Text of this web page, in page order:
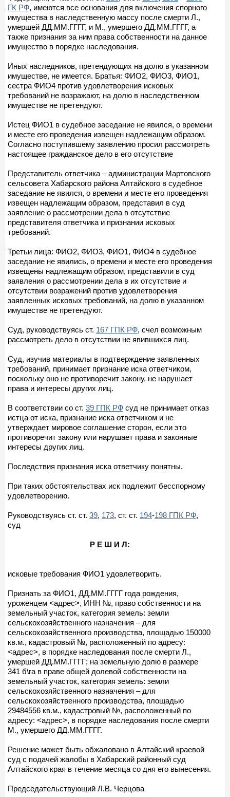
ГК РФ, имеются все основания для включения спорного
имущества в наследственную массу после смерти Л.,
умершей ДД.ММ.ГГГГ, и М., умершего ДД.ММ.ГГГГ, а
также признания за ним права собственности на данное
имущество в порядке наследования.
Иных наследников, претендующих на долю в указанном
имуществе, не имеется. Братья: ФИО2, ФИО3, ФИО1,
сестра ФИО4 против удовлетворения исковых
требований не возражают, на долю в наследственном
имуществе не претендуют.
Истец ФИО1 в судебное заседание не явился, о времени
и месте его проведения извещен надлежащим образом.
Согласно поступившему заявлению просил рассмотреть
настоящее гражданское дело в его отсутствие
Представитель ответчика – администрации Мартовского
сельсовета Хабарского района Алтайского в судебное
заседание не явился, о времени и месте его проведения
извещен надлежащим образом, представил в суд
заявление о рассмотрении дела в отсутствие
представителя ответчика и признании исковых
требований.
Третьи лица: ФИО2, ФИО3, ФИО1, ФИО4 в судебное
заседание не явились, о времени и месте его проведения
извещены надлежащим образом, представили в суд
заявления о рассмотрении дела в их отсутствие и
отсутствии возражений против удовлетворения
заявленных исковых требований, на долю в указанном
имуществе не претендуют.
Суд, руководствуясь ст. 167 ГПК РФ, счел возможным
рассмотреть дело в отсутствии не явившихся лиц.
Суд, изучив материалы в подтверждение заявленных
требований, принимает признание иска ответчиком,
поскольку оно не противоречит закону, не нарушает
права и интересы других лиц.
В соответствии со ст. 39 ГПК РФ суд не принимает отказ
истца от иска, признание иска ответчиком и не
утверждает мировое соглашение сторон, если это
противоречит закону или нарушает права и законные
интересы других лиц.
Последствия признания иска ответчику понятны.
При таких обстоятельствах иск подлежит бесспорному
удовлетворению.
Руководствуясь ст. ст. 39, 173, ст. ст. 194-198 ГПК РФ,
суд
Р Е Ш И Л:
исковые требования ФИО1 удовлетворить.
Признать за ФИО1, ДД.ММ.ГГГГ года рождения,
уроженцем <адрес>, ИНН №, право собственности на
земельный участок, категория земель: земли
сельскохозяйственного назначения – для
сельскохозяйственного производства, площадью 150000
кв.м., кадастровый №, расположенный по адресу:
<адрес>, в порядке наследования после смерти Л.,
умершей ДД.ММ.ГГГГ; на земельную долю в размере
341 б\га в праве общей долевой собственности на
земельный участок, категория земель: земли
сельскохозяйственного назначения – для
сельскохозяйственного производства, площадью
29484556 кв.м., кадастровый №, расположенный по
адресу: <адрес>, в порядке наследования после смерти
М., умершего ДД.ММ.ГГГГ.
Решение может быть обжаловано в Алтайский краевой
суд с подачей жалобы в Хабарский районный суд
Алтайского края в течение месяца со дня его вынесения.
Председательствующий Л.В. Черцова